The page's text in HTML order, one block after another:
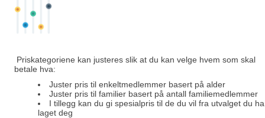
Priskategoriene kan justeres slik at du kan velge hvem som skal
betale hva:
Juster pris til enkeltmedlemmer basert på alder
Juster pris til familier basert på antall familiemedlemmer
I tillegg kan du gi spesialpris til de du vil fra utvalget du
laget deg